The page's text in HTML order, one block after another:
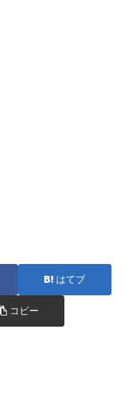
はてブ
コピー